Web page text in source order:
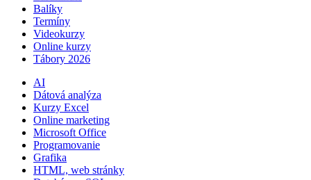
Balíky
Termíny
Videokurzy
Online kurzy
Tábory 2026
AI
Dátová analýza
Kurzy Excel
Online marketing
Microsoft Office
Programovanie
Grafika
HTML, web stránky